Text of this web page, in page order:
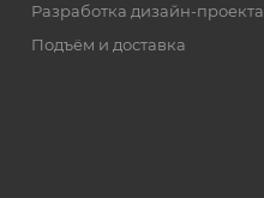
Разработка дизайн-проекта
Подъём и доставка